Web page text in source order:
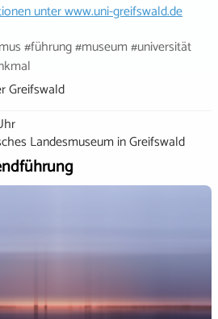
unterwww.uni-greifswald.de
#führung #museum #universität
Greifswald
LandesmuseuminGreifswald